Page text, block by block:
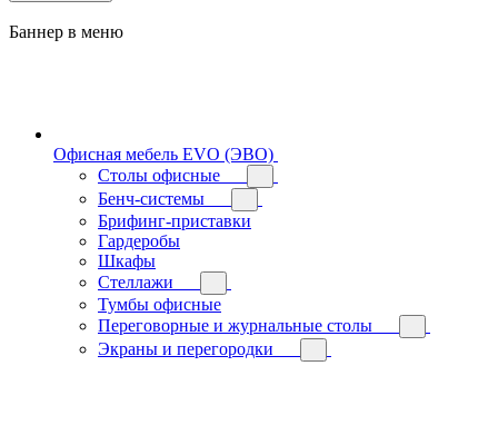
Баннер в меню
Офисная мебель EVO (ЭВО)
Cтолы офисные
Бенч-системы
Брифинг-приставки
Гардеробы
Шкафы
Стеллажи
Тумбы офисные
Переговорные и журнальные столы
Экраны и перегородки